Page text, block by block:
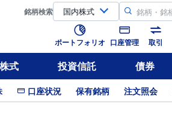
銘柄検索
ポートフォリオ 口座管理 取引
式 投資信託 債券
口座状況 保有銘柄 注文照会